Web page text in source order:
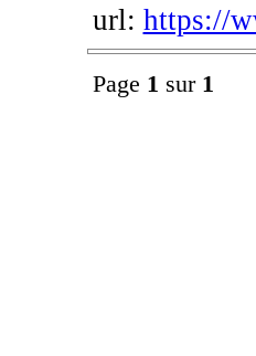
url: https://
Page 1 sur 1